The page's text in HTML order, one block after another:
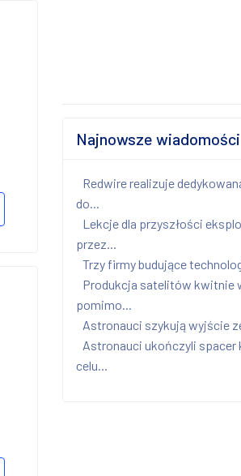
Najnowsze wiadomości
Redwire realizuje
do...
Lekcje dla przyszłości
przez...
Trzy firmy budujące
Produkcja satelitów kwitnie
pomimo...
Astronauci szykują wyjście
Astronauci ukończyli spacer
celu...